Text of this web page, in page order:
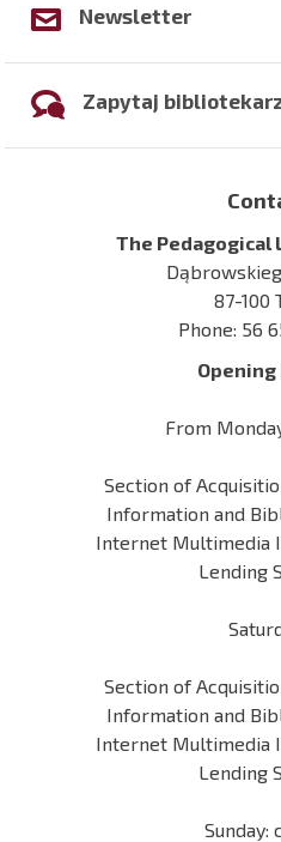
Newsletter
Zapytaj
The Pedagogical
87-100
Phone: 56
Opening
From
Section of
Information and
Internet Multimedia
Lending
Section of
Information and
Internet Multimedia
Lending
Sunday: